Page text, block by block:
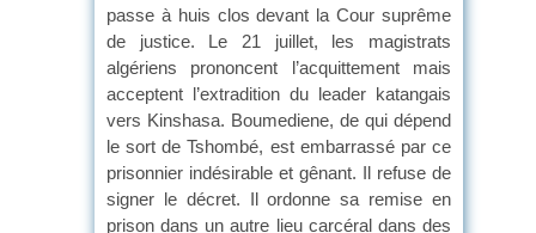
passe à huis clos devant la Cour suprême
de justice. Le 21 juillet, les magistrats
algériens prononcent l’acquittement mais
acceptent l’extradition du leader katangais
vers Kinshasa. Boumediene, de qui dépend
le sort de Tshombé, est embarrassé par ce
prisonnier indésirable et gênant. Il refuse de
signer le décret. Il ordonne sa remise en
prison dans un autre lieu carcéral dans des